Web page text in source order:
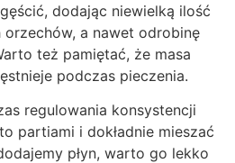
dodając niewielką ilość
orzechów, a nawet odrobinę
też pamiętać, że masa
podczas pieczenia.
regulowania konsystencji
partiami i dokładnie mieszać
płyn, warto go lekko